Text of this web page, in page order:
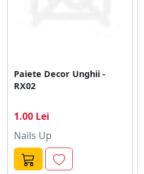
Paiete Decor Unghii -
RX02
1.00 Lei
Nails Up